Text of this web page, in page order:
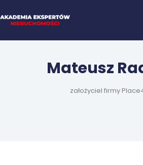
Mateusz
założyciel firmy